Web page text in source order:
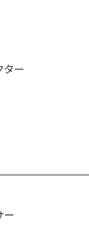
ター
ー